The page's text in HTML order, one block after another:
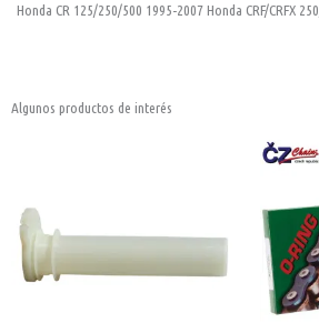
Honda CR 125/250/500 1995-2007 Honda CRF/CRFX
Algunos productos de interés
Fantic
XX/XE
cantidad
520